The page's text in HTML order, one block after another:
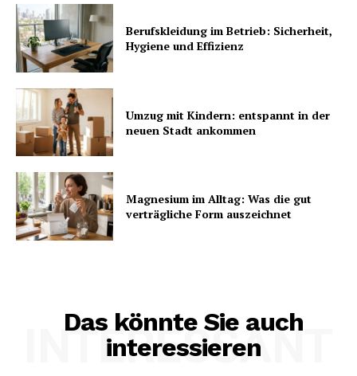
Berufskleidung im Betrieb: Sicherheit,
Hygiene und Effizienz
Umzug mit Kindern: entspannt in der
neuen Stadt ankommen
Magnesium im Alltag: Was die gut
verträgliche Form auszeichnet
Das könnte Sie auch
interessieren
INTERESSANT